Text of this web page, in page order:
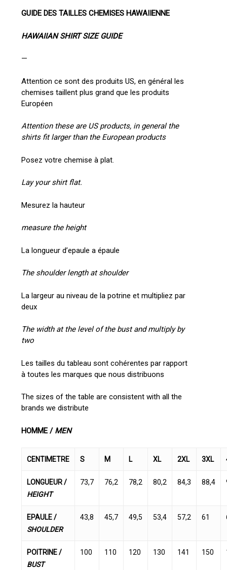
GUIDE DES TAILLES CHEMISES HAWAIIENNE
HAWAIIAN SHIRT SIZE GUIDE
—
Attention ce sont des produits US, en général les
chemises taillent plus grand que les produits
Européen
Attention these are US products, in general the
shirts fit larger than the European products
Posez votre chemise à plat.
Lay your shirt flat.
Mesurez la hauteur
measure the height
La longueur d’epaule a épaule
The shoulder length at shoulder
La largeur au niveau de la potrine et multipliez par
deux
The width at the level of the bust and multiply by
two
Les tailles du tableau sont cohérentes par rapport
à toutes les marques que nous distribuons
The sizes of the table are consistent with all the
brands we distribute
HOMME /MEN
CENTIMETRE S M L XL 2XL 3XL
LONGUEUR /
HEIGHT
73,7 76,2 78,2 80,2 84,3 88,4
EPAULE /
SHOULDER
43,8 45,7 49,5 53,4 57,2 61
POITRINE /
BUST
100 110 120 130 141 150